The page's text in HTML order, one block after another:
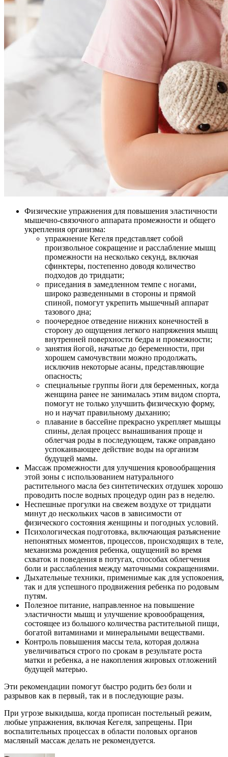
Физические упражнения для повышения эластичности
мышечно-связочного аппарата промежности и общего
укрепления организма:
упражнение Кегеля представляет собой
произвольное сокращение и расслабление мышц
промежности на несколько секунд, включая
сфинктеры, постепенно доводя количество
подходов до тридцати;
приседания в замедленном темпе с ногами,
широко разведенными в стороны и прямой
спиной, помогут укрепить мышечный аппарат
тазового дна;
поочередное отведение нижних конечностей в
сторону до ощущения легкого напряжения мышц
внутренней поверхности бедра и промежности;
занятия йогой, начатые до беременности, при
хорошем самочувствии можно продолжать,
исключив некоторые асаны, представляющие
опасность;
специальные группы йоги для беременных, когда
женщина ранее не занималась этим видом спорта,
помогут не только улучшить физическую форму,
но и научат правильному дыханию;
плавание в бассейне прекрасно укрепляет мышцы
спины, делая процесс вынашивания проще и
облегчая роды в последующем, также оправдано
успокаивающее действие воды на организм
будущей мамы.
Массаж промежности для улучшения кровообращения
этой зоны с использованием натурального
растительного масла без синтетических отдушек хорошо
проводить после водных процедур один раз в неделю.
Неспешные прогулки на свежем воздухе от тридцати
минут до нескольких часов в зависимости от
физического состояния женщины и погодных условий.
Психологическая подготовка, включающая разъяснение
непонятных моментов, процессов, происходящих в теле,
механизма рождения ребенка, ощущений во время
схваток и поведения в потугах, способах облегчения
боли и расслабления между маточными сокращениями.
Дыхательные техники, применимые как для успокоения,
так и для успешного продвижения ребенка по родовым
путям.
Полезное питание, направленное на повышение
эластичности мышц и улучшение кровообращения,
состоящее из большого количества растительной пищи,
богатой витаминами и минеральными веществами.
Контроль повышения массы тела, которая должна
увеличиваться строго по срокам в результате роста
матки и ребенка, а не накопления жировых отложений
будущей матерью.
Эти рекомендации помогут быстро родить без боли и
разрывов как в первый, так и в последующие разы.
При угрозе выкидыша, когда прописан постельный режим,
любые упражнения, включая Кегеля, запрещены. При
воспалительных процессах в области половых органов
масляный массаж делать не рекомендуется.